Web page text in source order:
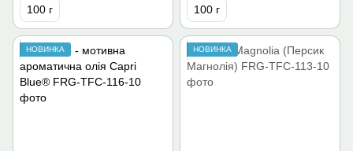
100 г 100 г
НОВИНКА НОВИНКА